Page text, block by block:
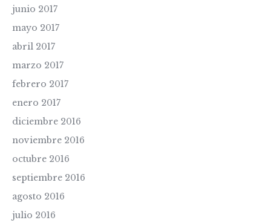
junio 2017
mayo 2017
abril 2017
marzo 2017
febrero 2017
enero 2017
diciembre 2016
noviembre 2016
octubre 2016
septiembre 2016
agosto 2016
julio 2016